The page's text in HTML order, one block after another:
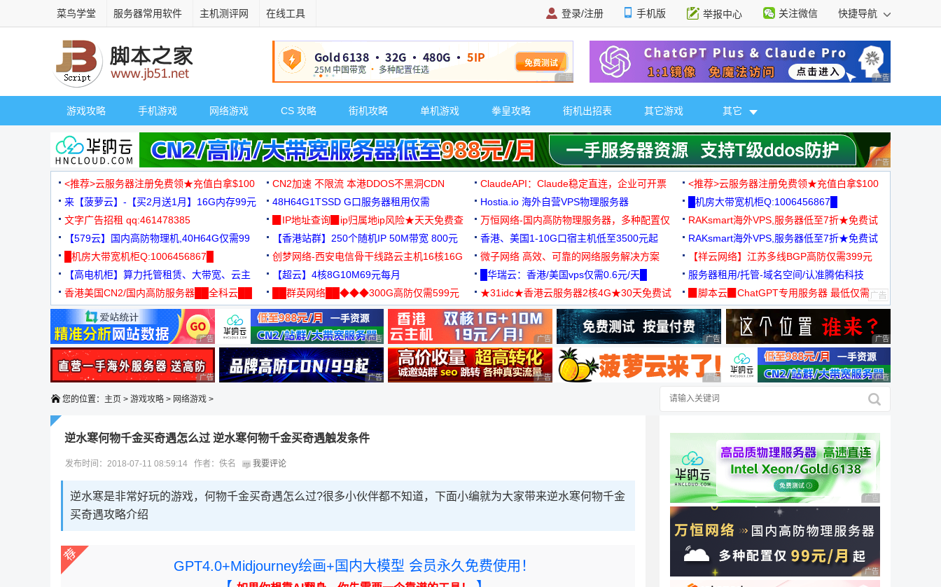
菜鸟学堂 服务器常用软件 主机测评网 在线工具 登录/注册 手机版 举报中心 关注微信 快捷导航
广告 商业广告，理性选择 广告 商业广告，理
游戏攻略 手机游戏 网络游戏 CS 攻略 街机攻略 单机游戏 拳皇攻略 街机出招表 其它游戏 其它
广告 商业广告，理
<推荐>云服务器注册免费领★充值白拿$100 CN2加速 不限流 本港DDOS不黑洞CDN ClaudeAPI：Claude稳定直连，企业可开票
<推荐>云服务器注册免费领★充值白拿$100
来【菠萝云】-【买2月送1月】16G内存99元
48H64G1TSSD G口服务器租用仅需
3000+可免费测试
Hostia.io 海外自营VPS物理服务器
█机房大带宽机柜Q:1006456867█
文字广告招租 qq:461478385
▉IP地址查询▉ip归属地ip风险★天天免费查
万恒网络-国内高防物理服务器，多种配置仅
99元/月起
RAKsmart海外VPS,服务器低至7折★免费试
用★
【579云】国内高防物理机,40H64G仅需99
元
【香港站群】250个随机IP 50M带宽 800元 香港、美国1-10G口宿主机低至3500元起
RAKsmart海外VPS,服务器低至7折★免费试
用★
█机房大带宽机柜Q:1006456867█
创梦网络-西安电信骨干线路云主机16核16G
88元/月
微子网络 高效、可靠的网络服务解决方案
【祥云网络】江苏多线BGP高防仅需399元
【高电机柜】算力托管租赁、大带宽、云主
机
【超云】4核8G10M69元每月 █华瑞云：香港/美国vps仅需0.6元/天█
服务器租用/托管-域名空间/认准腾佑科技
香港美国CN2/国内高防服务器██全科云██
██群英网络██◆◆◆300G高防仅需599元
◆◆◆
★31idc★香港云服务器2核4G★30天免费试
用◆
▉脚本云▉ChatGPT专用服务器 最低仅需
19元/月
广告 商业广告，理性选择 广告 商业广告，理性选择 广告 商业广告，理性选择 广告 商业广告，理性选择 广告 商业广告，理
广告 商业广告，理性选择 广告 商业广告，理性选择 广告 商业广告，理性选择 广告 商业广告，理性选择 广告 商业广告，理
您的位置： 主页 > 游戏攻略 > 网络游戏 >
逆水寒何物千金买奇遇怎么过 逆水寒何物千金买奇遇触发条件
发布时间：2018-07-11 08:59:14 作者：佚名 我要评论
逆水寒是非常好玩的游戏，何物千金买奇遇怎么过?很多小伙伴都不知道，下面小编就为大家带来逆水寒何物千金
买奇遇攻略介绍
GPT4.0+Midjourney绘画+国内大模型 会员永久免费使用！
广告 商业广告，理性
广告 商业广告，理性